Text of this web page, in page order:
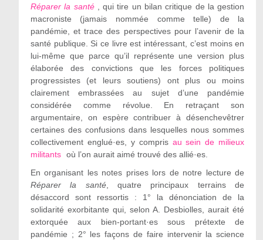
Réparer la santé
, qui tire un bilan critique de la gestion
macroniste (jamais nommée comme telle) de la
pandémie, et trace des perspectives pour l’avenir de la
santé publique. Si ce livre est intéressant, c’est moins en
lui-même que parce qu’il représente une version plus
élaborée des convictions que les forces politiques
progressistes (et leurs soutiens) ont plus ou moins
clairement embrassées au sujet d’une pandémie
considérée comme révolue. En retraçant son
argumentaire, on espère contribuer à désenchevêtrer
certaines des confusions dans lesquelles nous sommes
collectivement englué·es, y compris au sein de milieux
militants où l’on aurait aimé trouvé des allié·es.
En organisant les notes prises lors de notre lecture de
Réparer la santé, quatre principaux terrains de
désaccord sont ressortis : 1° la dénonciation de la
solidarité exorbitante qui, selon A. Desbiolles, aurait été
extorquée aux bien-portant·es sous prétexte de
pandémie ; 2° les façons de faire intervenir la science